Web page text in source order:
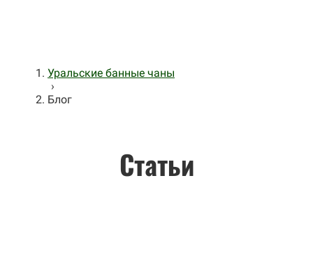
Уральские банные чаны
›
Блог
Статьи